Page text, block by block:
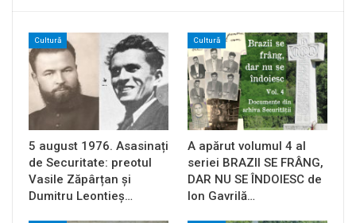
Cultură
5 august 1976. Asasinați
de Securitate: preotul
Vasile Zăpârțan și
Dumitru Leontieș…
Cultură
A apărut volumul 4 al
seriei BRAZII SE FRÂNG,
DAR NU SE ÎNDOIESC de
Ion Gavrilă…